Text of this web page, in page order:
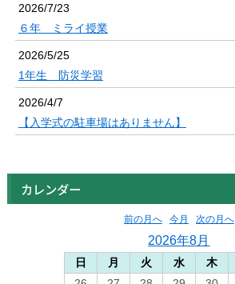
2026/7/23
６年 ミライ授業
2026/5/25
1年生 防災学習
2026/4/7
【入学式の駐車場はありません】
カレンダー
前の月へ 今月 次の月へ
2026年8月
日 月 火 水 木